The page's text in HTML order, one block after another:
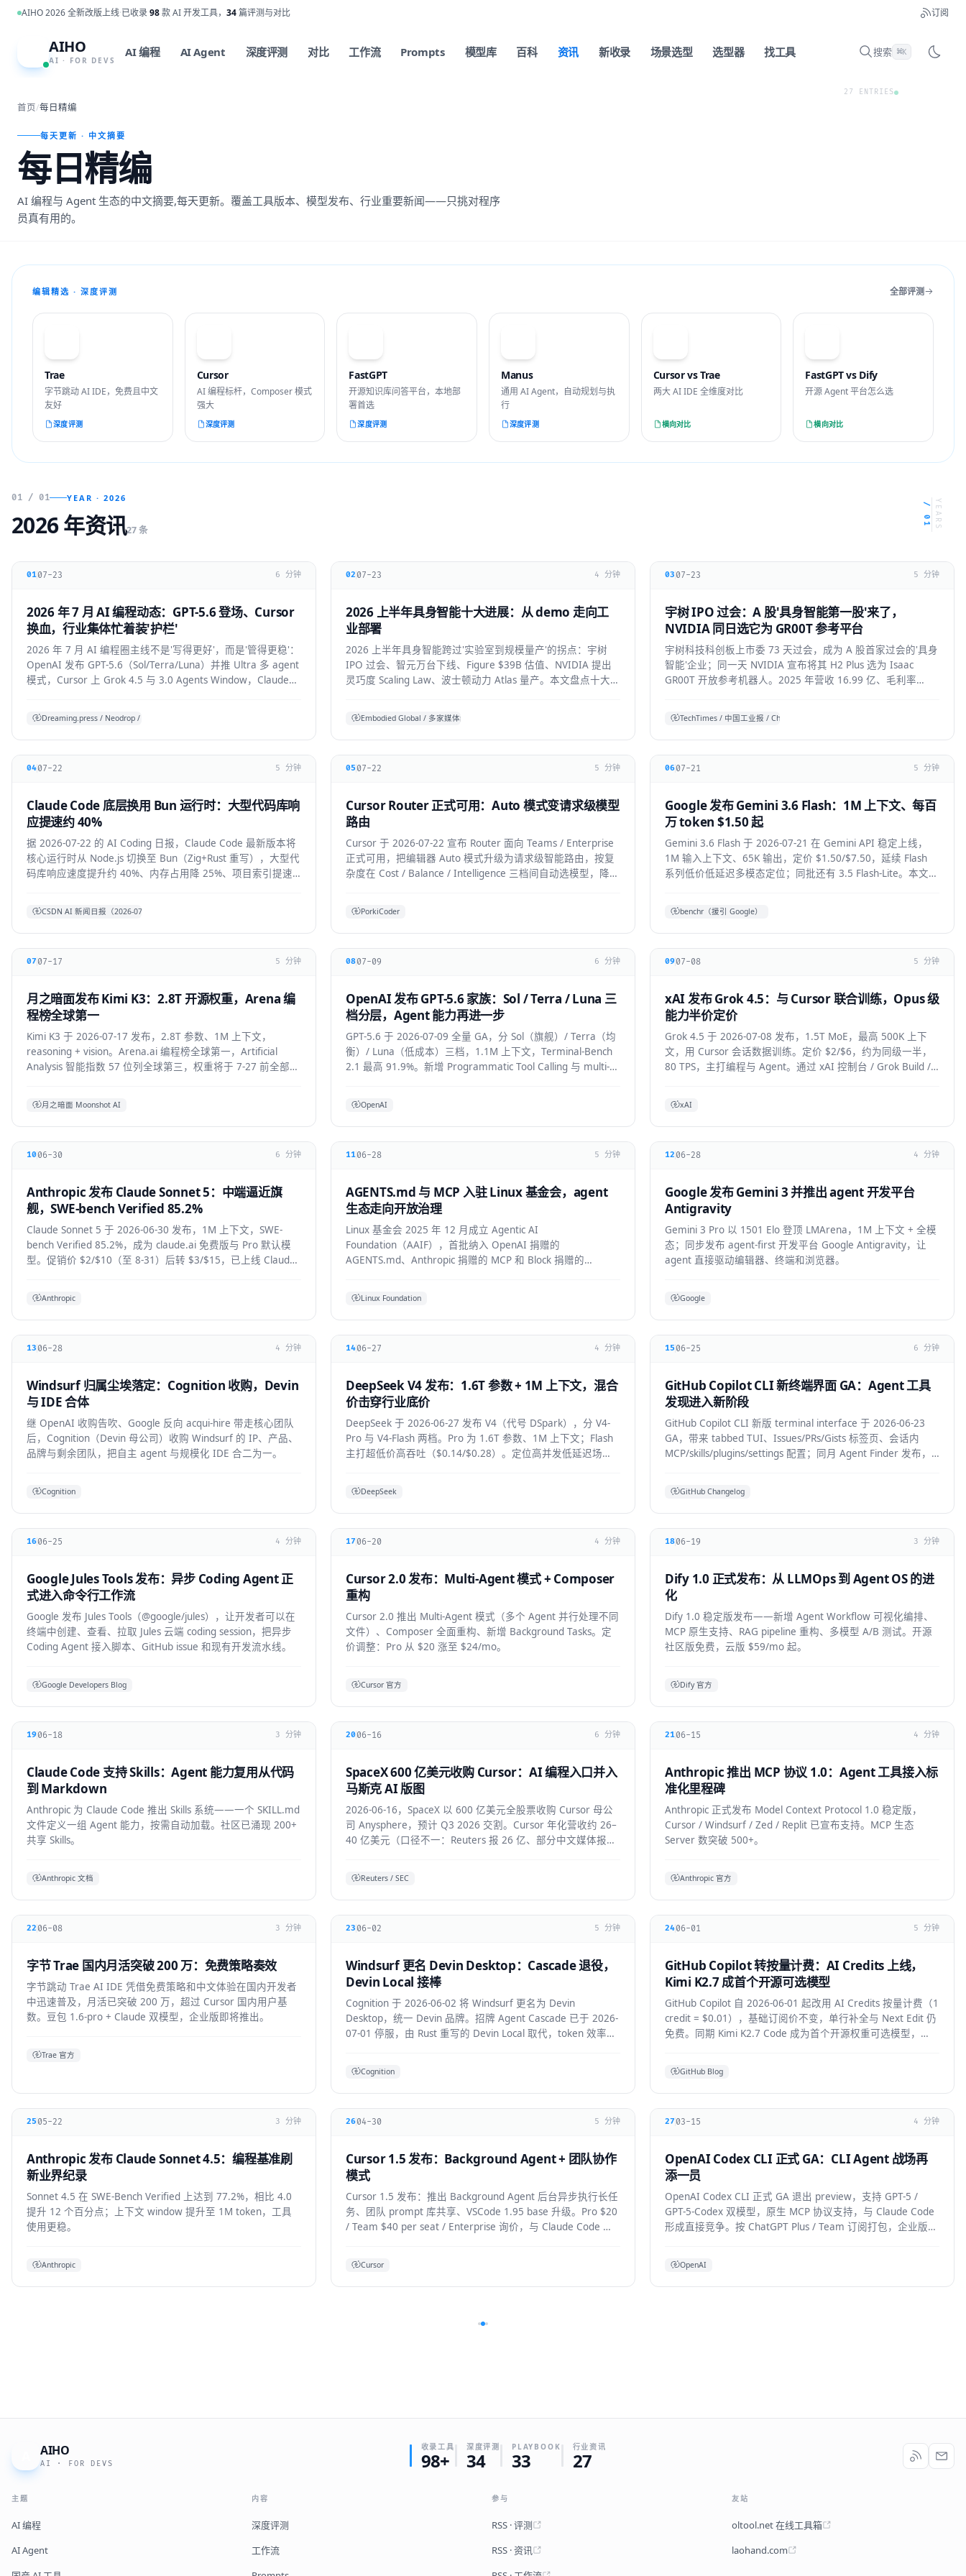
跳到主内容
AIHO 2026 全新改版上线·已收录98款 AI 开发工具， 34篇评测与对比 订阅
AIHO
AI · FOR DEVS
AI 编程 AI Agent 深度评测 对比 工作流 Prompts 模型库 百科 资讯 新收录 场景选型 选型器 找工具 搜索 ⌘K
27 ENTRIES
首页/每日精编
每天更新 · 中文摘要
每日精编
AI 编程与 Agent 生态的中文摘要,每天更新。覆盖工具版本、模型发布、行业重要新闻——只挑对程序
员真有用的。
编辑精选 · 深度评测 全部评测
Trae
字节跳动 AI IDE，免费且中文
友好
深度评测
Cursor
AI 编程标杆，Composer 模式
强大
深度评测
FastGPT
开源知识库问答平台，本地部
署首选
深度评测
Manus
通用 AI Agent，自动规划与执
行
深度评测
Cursor vs Trae
两大 AI IDE 全维度对比
横向对比
FastGPT vs Dify
开源 Agent 平台怎么选
横向对比
YEARS
/ 01
01 / 01 YEAR · 2026
2026 年资讯27 条
0107-23 6 分钟
2026 年 7 月 AI 编程动态：GPT-5.6 登场、Cursor
换血，行业集体忙着装'护栏'
2026 年 7 月 AI 编程圈主线不是'写得更好'，而是'管得更稳'：
OpenAI 发布 GPT-5.6（Sol/Terra/Luna）并推 Ultra 多 agent
模式，Cursor 上 Grok 4.5 与 3.0 Agents Window，Claude
Dreaming.press / Neodrop / SDD 综合
02 07-23 4 分钟
2026 上半年具身智能十大进展：从 demo 走向工
业部署
2026 上半年具身智能跨过'实验室到规模量产'的拐点：宇树
IPO 过会、智元万台下线、Figure $39B 估值、NVIDIA 提出
灵巧度 Scaling Law、波士顿动力 Atlas 量产。本文盘点十大标
Embodied Global / 多家媒体综合
03 07-23 5 分钟
宇树 IPO 过会：A 股'具身智能第一股'来了，
NVIDIA 同日选它为 GR00T 参考平台
宇树科技科创板上市委 73 天过会，成为 A 股首家过会的'具身
智能'企业；同一天 NVIDIA 宣布将其 H2 Plus 选为 Isaac
GR00T 开放参考机器人。2025 年营收 16.99 亿、毛利率
TechTimes / 中国工业报 / China Daily 综合
0407-22 5 分钟
Claude Code 底层换用 Bun 运行时：大型代码库响
应提速约 40%
据 2026-07-22 的 AI Coding 日报，Claude Code 最新版本将
核心运行时从 Node.js 切换至 Bun（Zig+Rust 重写），大型代
码库响应速度提升约 40%、内存占用降 25%、项目索引提速
CSDN AI 新闻日报（2026-07-22）
05 07-22 5 分钟
Cursor Router 正式可用：Auto 模式变请求级模型
路由
Cursor 于 2026-07-22 宣布 Router 面向 Teams / Enterprise
正式可用，把编辑器 Auto 模式升级为请求级智能路由，按复
杂度在 Cost / Balance / Intelligence 三档间自动选模型，降低
PorkiCoder
0607-21 5 分钟
Google 发布 Gemini 3.6 Flash：1M 上下文、每百
万 token $1.50 起
Gemini 3.6 Flash 于 2026-07-21 在 Gemini API 稳定上线，
1M 输入上下文、65K 输出，定价 $1.50/$7.50，延续 Flash
系列低价低延迟多模态定位；同批还有 3.5 Flash-Lite。本文拆
benchr（援引 Google）
07 07-17 5 分钟
月之暗面发布 Kimi K3：2.8T 开源权重，Arena 编
程榜全球第一
Kimi K3 于 2026-07-17 发布，2.8T 参数、1M 上下文，
reasoning + vision。Arena.ai 编程榜全球第一，Artificial
Analysis 智能指数 57 位列全球第三，权重将于 7-27 前全部公
月之暗面 Moonshot AI
0807-09 6 分钟
OpenAI 发布 GPT-5.6 家族：Sol / Terra / Luna 三
档分层，Agent 能力再进一步
GPT-5.6 于 2026-07-09 全量 GA，分 Sol（旗舰）/ Terra（均
衡）/ Luna（低成本）三档，1.1M 上下文，Terminal-Bench
2.1 最高 91.9%。新增 Programmatic Tool Calling 与 multi-
OpenAI
0907-08 5 分钟
xAI 发布 Grok 4.5：与 Cursor 联合训练，Opus 级
能力半价定价
Grok 4.5 于 2026-07-08 发布，1.5T MoE，最高 500K 上下
文，用 Cursor 会话数据训练。定价 $2/$6，约为同级一半，
80 TPS，主打编程与 Agent。通过 xAI 控制台 / Grok Build /
xAI
1006-30 6 分钟
Anthropic 发布 Claude Sonnet 5：中端逼近旗
舰，SWE-bench Verified 85.2%
Claude Sonnet 5 于 2026-06-30 发布，1M 上下文，SWE-
bench Verified 85.2%，成为 claude.ai 免费版与 Pro 默认模
型。促销价 $2/$10（至 8-31）后转 $3/$15，已上线 Claude
Anthropic
1106-28 5 分钟
AGENTS.md 与 MCP 入驻 Linux 基金会，agent
生态走向开放治理
Linux 基金会 2025 年 12 月成立 Agentic AI
Foundation（AAIF），首批纳入 OpenAI 捐赠的
AGENTS.md、Anthropic 捐赠的 MCP 和 Block 捐赠的
Linux Foundation
12 06-28 4 分钟
Google 发布 Gemini 3 并推出 agent 开发平台
Antigravity
Gemini 3 Pro 以 1501 Elo 登顶 LMArena，1M 上下文 + 全模
态；同步发布 agent-first 开发平台 Google Antigravity，让
agent 直接驱动编辑器、终端和浏览器。
Google
13 06-28 4 分钟
Windsurf 归属尘埃落定：Cognition 收购，Devin
与 IDE 合体
继 OpenAI 收购告吹、Google 反向 acqui-hire 带走核心团队
后，Cognition（Devin 母公司）收购 Windsurf 的 IP、产品、
品牌与剩余团队，把自主 agent 与规模化 IDE 合二为一。
Cognition
1406-27 4 分钟
DeepSeek V4 发布：1.6T 参数 + 1M 上下文，混合
价击穿行业底价
DeepSeek 于 2026-06-27 发布 V4（代号 DSpark），分 V4-
Pro 与 V4-Flash 两档。Pro 为 1.6T 参数、1M 上下文；Flash
主打超低价高吞吐（$0.14/$0.28）。定位高并发低延迟场
DeepSeek
15 06-25 6 分钟
GitHub Copilot CLI 新终端界面 GA：Agent 工具
发现进入新阶段
GitHub Copilot CLI 新版 terminal interface 于 2026-06-23
GA，带来 tabbed TUI、Issues/PRs/Gists 标签页、会话内
MCP/skills/plugins/settings 配置；同月 Agent Finder 发布，
GitHub Changelog
1606-25 4 分钟
Google Jules Tools 发布：异步 Coding Agent 正
式进入命令行工作流
Google 发布 Jules Tools（@google/jules），让开发者可以在
终端中创建、查看、拉取 Jules 云端 coding session，把异步
Coding Agent 接入脚本、GitHub issue 和现有开发流水线。
Google Developers Blog
17 06-20 4 分钟
Cursor 2.0 发布：Multi-Agent 模式 + Composer
重构
Cursor 2.0 推出 Multi-Agent 模式（多个 Agent 并行处理不同
文件）、Composer 全面重构、新增 Background Tasks。定
价调整：Pro 从 $20 涨至 $24/mo。
Cursor 官方
1806-19 3 分钟
Dify 1.0 正式发布：从 LLMOps 到 Agent OS 的进
化
Dify 1.0 稳定版发布——新增 Agent Workflow 可视化编排、
MCP 原生支持、RAG pipeline 重构、多模型 A/B 测试。开源
社区版免费，云版 $59/mo 起。
Dify 官方
1906-18 3 分钟
Claude Code 支持 Skills：Agent 能力复用从代码
到 Markdown
Anthropic 为 Claude Code 推出 Skills 系统——一个 SKILL.md
文件定义一组 Agent 能力，按需自动加载。社区已涌现 200+
共享 Skills。
Anthropic 文档
2006-16 6 分钟
SpaceX 600 亿美元收购 Cursor：AI 编程入口并入
马斯克 AI 版图
2026-06-16，SpaceX 以 600 亿美元全股票收购 Cursor 母公
司 Anysphere，预计 Q3 2026 交割。Cursor 年化营收约 26–
40 亿美元（口径不一：Reuters 报 26 亿、部分中文媒体报
Reuters / SEC
2106-15 4 分钟
Anthropic 推出 MCP 协议 1.0：Agent 工具接入标
准化里程碑
Anthropic 正式发布 Model Context Protocol 1.0 稳定版，
Cursor / Windsurf / Zed / Replit 已宣布支持。MCP 生态
Server 数突破 500+。
Anthropic 官方
22 06-08 3 分钟
字节 Trae 国内月活突破 200 万：免费策略奏效
字节跳动 Trae AI IDE 凭借免费策略和中文体验在国内开发者
中迅速普及，月活已突破 200 万，超过 Cursor 国内用户基
数。豆包 1.6-pro + Claude 双模型，企业版即将推出。
Trae 官方
23 06-02 5 分钟
Windsurf 更名 Devin Desktop：Cascade 退役，
Devin Local 接棒
Cognition 于 2026-06-02 将 Windsurf 更名为 Devin
Desktop，统一 Devin 品牌。招牌 Agent Cascade 已于 2026-
07-01 停服，由 Rust 重写的 Devin Local 取代，token 效率提
Cognition
2406-01 5 分钟
GitHub Copilot 转按量计费：AI Credits 上线，
Kimi K2.7 成首个开源可选模型
GitHub Copilot 自 2026-06-01 起改用 AI Credits 按量计费（1
credit = $0.01），基础订阅价不变，单行补全与 Next Edit 仍
免费。同期 Kimi K2.7 Code 成为首个开源权重可选模型，
GitHub Blog
25 05-22 3 分钟
Anthropic 发布 Claude Sonnet 4.5：编程基准刷
新业界纪录
Sonnet 4.5 在 SWE-Bench Verified 上达到 77.2%，相比 4.0
提升 12 个百分点；上下文 window 提升至 1M token，工具
使用更稳。
Anthropic
2604-30 5 分钟
Cursor 1.5 发布：Background Agent + 团队协作
模式
Cursor 1.5 发布：推出 Background Agent 后台异步执行长任
务、团队 prompt 库共享、VSCode 1.95 base 升级。Pro $20
/ Team $40 per seat / Enterprise 询价，与 Claude Code 竞
Cursor
27 03-15 4 分钟
OpenAI Codex CLI 正式 GA：CLI Agent 战场再
添一员
OpenAI Codex CLI 正式 GA 退出 preview，支持 GPT-5 /
GPT-5-Codex 双模型，原生 MCP 协议支持，与 Claude Code
形成直接竞争。按 ChatGPT Plus / Team 订阅打包，企业版支
OpenAI
AIHO
AI · FOR DEVS
收录工具
98+
深度评测
34
PLAYBOOK
33
行业资讯
27
主题
AI 编程
AI Agent
内容
深度评测
工作流
参与
RSS · 评测
RSS · 资讯
友站
oltool.net 在线工具箱
laohand.com